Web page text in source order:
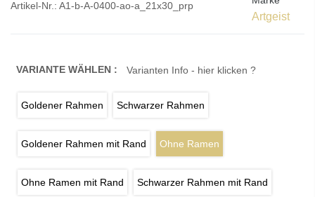
Artikel-Nr.: A1-b-A-0400-ao-a_21x30_prp
Artgeist
VARIANTE WÄHLEN : Varianten Info - hier klicken ?
Goldener Rahmen Schwarzer Rahmen
Goldener Rahmen mit Rand Ohne Ramen
Ohne Ramen mit Rand Schwarzer Rahmen mit Rand